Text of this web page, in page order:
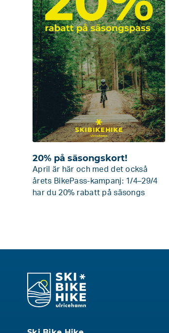
20% på säsongskort!
April är här och med det också
årets BikePass-kampanj: 1/4–29/4
har du 20% rabatt på säsongs